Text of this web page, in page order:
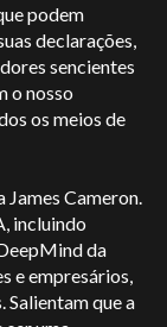
podem
declarações,
sencientes
o nosso
os meios de
James Cameron.
incluindo
da
e empresários,
Salientam que a